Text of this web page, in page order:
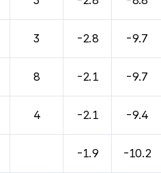
3 -2.8 -9.7
8 -2.1 -9.7
4 -2.1 -9.4
-1.9 -10.2